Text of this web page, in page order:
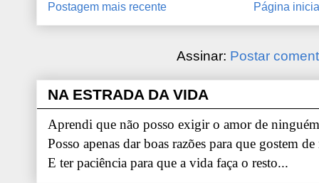
Postagem mais recente Página
Assinar: Postar
NA ESTRADA DA VIDA
Aprendi que não posso exigir o amor de
Posso apenas dar boas razões para que gostem
E ter paciência para que a vida faça o resto...